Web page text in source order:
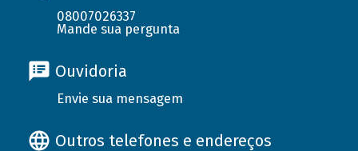
08007026337
Mande sua pergunta
Ouvidoria
Envie sua mensagem
Outros telefones e endereços